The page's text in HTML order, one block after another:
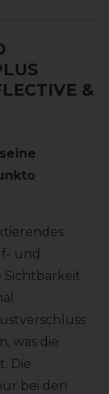
&
und
was die
Die
bei den